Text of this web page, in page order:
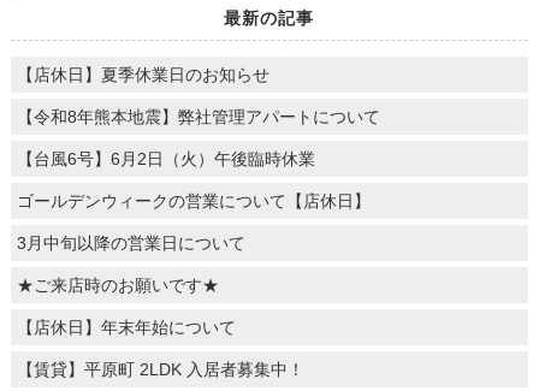
最新の記事
【店休日】夏季休業日のお知らせ
【令和8年熊本地震】弊社管理アパートについて
【台風6号】6月2日（火）午後臨時休業
ゴールデンウィークの営業について【店休日】
3月中旬以降の営業日について
★ご来店時のお願いです★
【店休日】年末年始について
【賃貸】平原町 2LDK 入居者募集中！